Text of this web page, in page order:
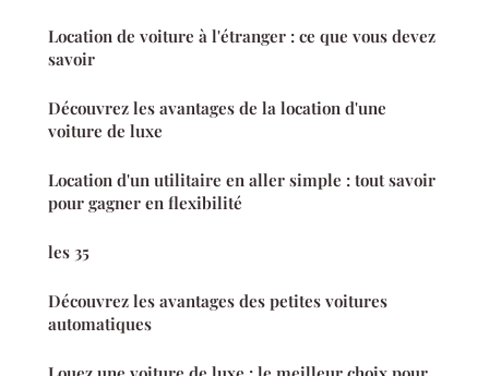
Location de voiture à l'étranger : ce que vous devez
savoir
Découvrez les avantages de la location d'une
voiture de luxe
Location d'un utilitaire en aller simple : tout savoir
pour gagner en flexibilité
les 35
Découvrez les avantages des petites voitures
automatiques